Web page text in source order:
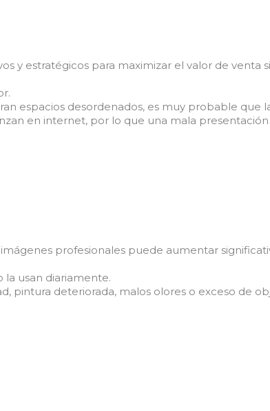
y estratégicos para maximizar el valor de venta
espacios desordenados, es muy probable que
en internet, por lo que una mala
profesionales puede aumentar
usan diariamente.
pintura deteriorada, malos olores o exceso de